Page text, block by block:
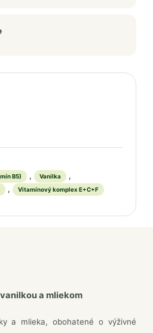
B5) , Vanilka ,
, Vitamínový komplex E+C+F
a mliekom
a mlieka, obohatené o výživné